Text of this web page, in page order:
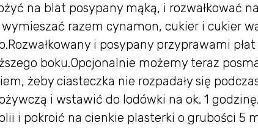
na blat posypany mąką, i rozwałkować
wymieszać razem cynamon, cukier i cukier
i posypany przyprawami
boku.Opcjonalnie możemy teraz
żeby ciasteczka nie rozpadały się
i wstawić do lodówki na ok. 1 godzinę.
i pokroić na cienkie plasterki o grubości 5